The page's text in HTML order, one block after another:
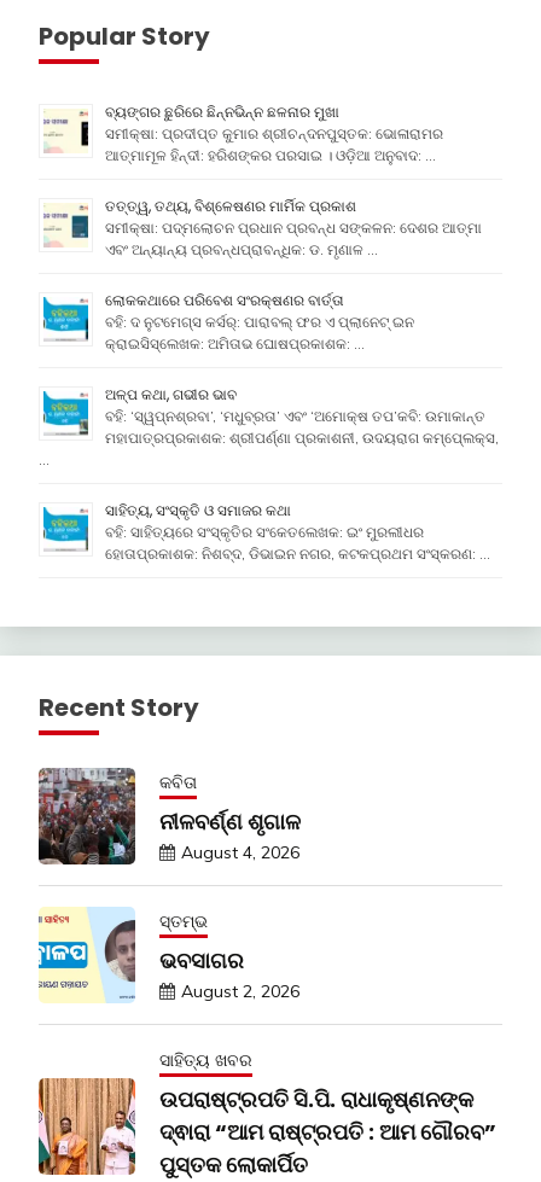
Popular Story
ବ୍ୟଙ୍ଗର ଛୁରିରେ ଛିନ୍ନଭିନ୍ନ ଛଳନାର ମୁଖା
ସମୀକ୍ଷା: ପ୍ରଦୀପ୍ତ କୁମାର ଶ୍ରୀଚନ୍ଦନପୁସ୍ତକ: ଭୋଳାରାମର
ଆତ୍ମାମୂଳ ହିନ୍ଦୀ: ହରିଶଙ୍କର ପରସାଇ । ଓଡ଼ିଆ ଅନୁବାଦ: …
ତତ୍ତ୍ୱ, ତଥ୍ୟ, ବିଶ୍ଳେଷଣର ମାର୍ମିକ ପ୍ରକାଶ
ସମୀକ୍ଷା: ପଦ୍ମଲୋଚନ ପ୍ରଧାନ ପ୍ରବନ୍ଧ ସଙ୍କଳନ: ଦେଶର ଆତ୍ମା
ଏବଂ ଅନ୍ୟାନ୍ୟ ପ୍ରବନ୍ଧପ୍ରାବନ୍ଧିକ: ଡ. ମୃଣାଳ …
ଲୋକକଥାରେ ପରିବେଶ ସଂରକ୍ଷଣର ବାର୍ତ୍ତା
ବହି: ଦ ନୁଟମେଗ୍ସ କର୍ସର୍: ପାରାବଲ୍ ଫର ଏ ପ୍ଲାନେଟ୍ ଇନ
କ୍ରାଇସିସ୍ଲେଖକ: ଅମିତାଭ ଘୋଷପ୍ରକାଶକ: …
ଅଳ୍ପ କଥା, ଗଭୀର ଭାବ
ବହି: ‘ସ୍ୱପ୍ନଶ୍ରବା’, ‘ମଧୁବ୍ରତା’ ଏବଂ ‘ଅମୋକ୍ଷ ତପ’କବି: ଉମାକାନ୍ତ
ମହାପାତ୍ରପ୍ରକାଶକ: ଶ୍ରୀପର୍ଣ୍ଣା ପ୍ରକାଶନୀ, ଉଦୟରାଗ କମ୍ପେ୍ଲକ୍ସ,
…
ସାହିତ୍ୟ, ସଂସ୍କୃତି ଓ ସମାଜର କଥା
ବହି: ସାହିତ୍ୟରେ ସଂସ୍କୃତିର ସଂକେତଲେଖକ: ଇଂ ମୁରଲୀଧର
ହୋତାପ୍ରକାଶକ: ନିଶବ୍ଦ, ଡିଭାଇନ ନଗର, କଟକପ୍ରଥମ ସଂସ୍କରଣ: …
Recent Story
କବିତା
ନୀଳବର୍ଣ୍ଣ ଶୃଗାଳ
August 4, 2026
ସ୍ତମ୍ଭ
ଭବସାଗର
August 2, 2026
ସାହିତ୍ୟ ଖବର
ଉପରାଷ୍ଟ୍ରପତି ସି.ପି. ରାଧାକୃଷ୍ଣନଙ୍କ
ଦ୍ଵାରା “ଆମ ରାଷ୍ଟ୍ରପତି : ଆମ ଗୌରବ”
ପୁସ୍ତକ ଲୋକାର୍ପିତ